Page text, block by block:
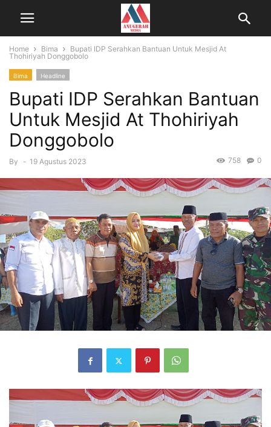
Home Bima
Bupati IDP Serahkan Bantuan Untuk Mesjid At
Thohiriyah Donggobolo
Bima Headline
Bupati IDP Serahkan Bantuan
Untuk Mesjid At Thohiriyah
Donggobolo
By - 19 Agustus 2023 0
758